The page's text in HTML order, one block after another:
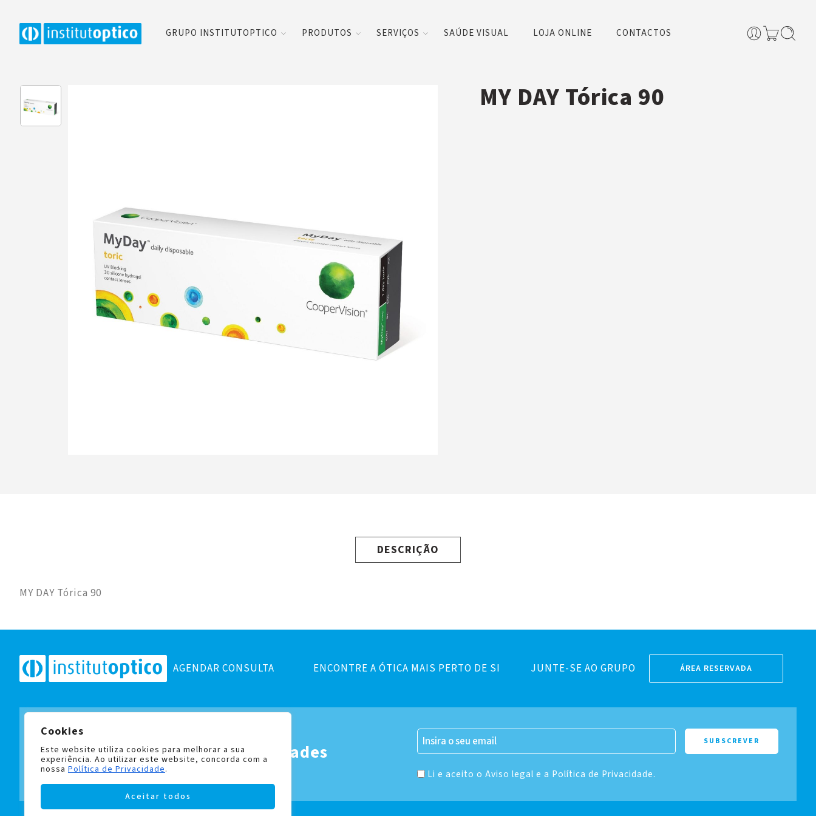
Cookies
Este website utiliza cookies para melhorar a sua
experiência. Ao utilizar este website, concorda com a
nossa Política de Privacidade.
Aceitar todos
GRUPO INSTITUTOPTICO PRODUTOS SERVIÇOS SAÚDE VISUAL LOJA ONLINE CONTACTOS
MY DAY Tórica 90
DESCRIÇÃO
MY DAY Tórica 90
AGENDAR CONSULTA ENCONTRE A ÓTICA MAIS PERTO DE SI JUNTE-SE AO GRUPO ÁREA RESERVADA
Subscreva a nossa newsletter
e fique a par de todas as novidades
Li e aceito o Aviso legal e a Política de Privacidade.